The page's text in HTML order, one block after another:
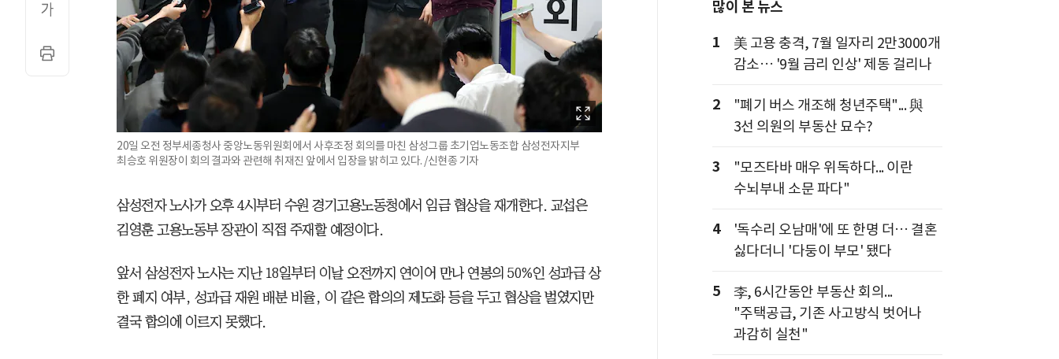
20일 오전 정부세종청사 중앙노동위원회에서 사후조정 회의를 마친 삼성그룹 초기업노동조합 삼성전자지부
최승호 위원장이 회의 결과와 관련해 취재진 앞에서 입장을 밝히고 있다. /신현종 기자
삼성전자 노사가 오후 4시부터 수원 경기고용노동청에서 임금 협상을 재개한다. 교섭은
김영훈 고용노동부 장관이 직접 주재할 예정이다.
앞서 삼성전자 노사는 지난 18일부터 이날 오전까지 연이어 만나 연봉의 50%인 성과급 상
한 폐지 여부, 성과급 재원 배분 비율, 이 같은 합의의 제도화 등을 두고 협상을 벌였지만
결국 합의에 이르지 못했다.
많이 본 뉴스
1
美 고용 충격, 7월 일자리 2만3000개
감소… '9월 금리 인상' 제동 걸리나
2
"폐기 버스 개조해 청년주택"... 與
3선 의원의 부동산 묘수?
3
"모즈타바 매우 위독하다... 이란
수뇌부내 소문 파다"
4
'독수리 오남매'에 또 한명 더… 결혼
싫다더니 '다둥이 부모' 됐다
5
李, 6시간동안 부동산 회의...
"주택공급, 기존 사고방식 벗어나
과감히 실천"